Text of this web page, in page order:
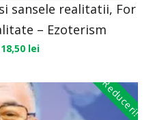
sansele realitatii, For
– Ezoterism
18,50 lei
Reduceri!